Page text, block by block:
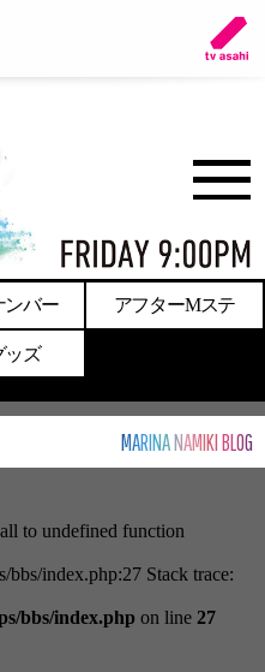
ンバー アフターMステ
ッズ
MARINA NAMIKI BLOG